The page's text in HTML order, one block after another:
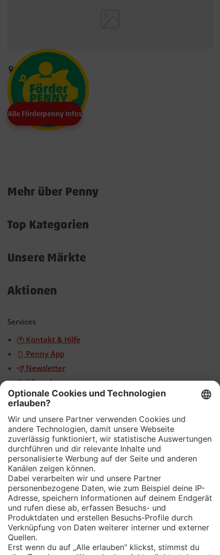
Alle Förderpenny Infos
Mehr über Penny
Top Kategorien
Unsere Märkte
Aktionen
Services
Kontakt & Hilfe
Penny App
Newsletter
WhatsApp
App